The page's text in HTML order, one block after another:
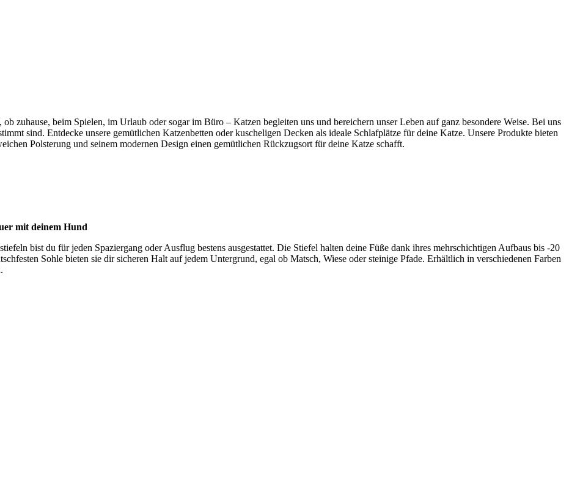
zuhause, beim Spielen, im Urlaub oder sogar im Büro – Katzen begleiten uns und bereichern unser Leben auf ganz besondere Weise. Bei uns
sind. Entdecke unsere gemütlichen Katzenbetten oder kuscheligen Decken als ideale Schlafplätze für deine Katze. Unsere Produkte bieten
Polsterung und seinem modernen Design einen gemütlichen Rückzugsort für deine Katze schafft.
mit deinem Hund
bist du für jeden Spaziergang oder Ausflug bestens ausgestattet. Die Stiefel halten deine Füße dank ihres mehrschichtigen Aufbaus bis -20
Sohle bieten sie dir sicheren Halt auf jedem Untergrund, egal ob Matsch, Wiese oder steinige Pfade. Erhältlich in verschiedenen Farben